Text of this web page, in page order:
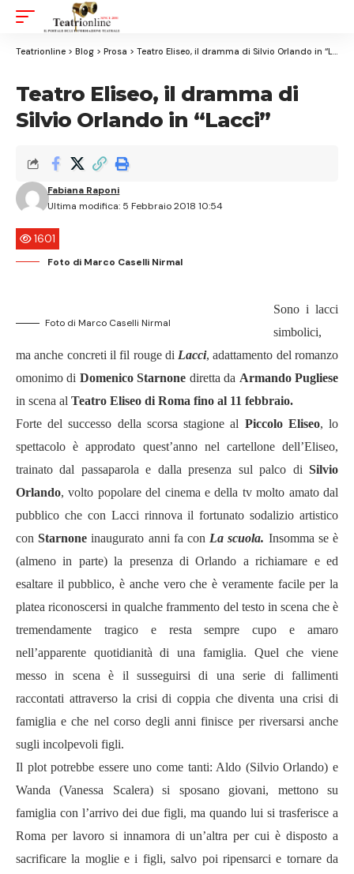
Resizer
Teatrionline > Blog > Prosa > Teatro Eliseo, il dramma di Silvio Orlando in “Lacci”
Teatro Eliseo, il dramma di
Silvio Orlando in “Lacci”
Ultima modifica: 5 Febbraio 2018 10:54
Fabiana Raponi
1601
Foto di Marco Caselli Nirmal
Foto di Marco Caselli Nirmal
Sono i lacci
simbolici,
ma anche concreti il fil rouge di Lacci, adattamento del romanzo
omonimo di Domenico Starnone diretta da ArmandoPugliese
in scena al Teatro Eliseo di Roma fino al 11 febbraio.
Forte del successo della scorsa stagione al Piccolo Eliseo, lo
spettacolo è approdato quest’anno nel cartellone dell’Eliseo,
trainato dal passaparola e dalla presenza sul palco di Silvio
Orlando, volto popolare del cinema e della tv molto amato dal
pubblico che con Lacci rinnova il fortunato sodalizio artistico
conStarnone inaugurato anni fa con La scuola. Insomma se è
(almeno in parte) la presenza di Orlando a richiamare e ed
esaltare il pubblico, è anche vero che è veramente facile per la
platea riconoscersi in qualche frammento del testo in scena che è
tremendamente tragico e resta sempre cupo e amaro
nell’apparente quotidianità di una famiglia. Quel che viene
messo in scena è il susseguirsi di una serie di fallimenti
raccontati attraverso la crisi di coppia che diventa una crisi di
famiglia e che nel corso degli anni finisce per riversarsi anche
sugli incolpevoli figli.
Il plot potrebbe essere uno come tanti: Aldo (Silvio Orlando) e
Wanda (Vanessa Scalera) si sposano giovani, mettono su
famiglia con l’arrivo dei due figli, ma quando lui si trasferisce a
Roma per lavoro si innamora di un’altra per cui è disposto a
sacrificare la moglie e i figli, salvo poi ripensarci e tornare da